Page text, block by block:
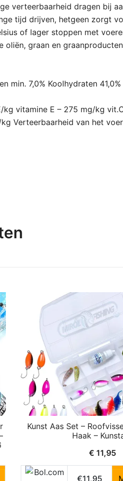
verteerbaarheid dragen bij
tijd drijven, hetgeen zorgt
of lager stoppen met
oliën, graan en
min. 7,0% Koolhydraten
vitamine E – 275 mg/kg
Verteerbaarheid van het
Kunst Aas Set –
Haak –
€ 11,95
€11,95